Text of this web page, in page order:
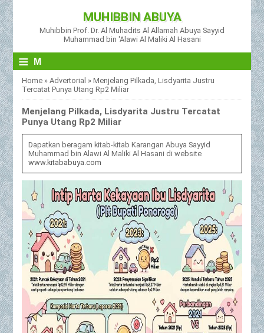
MUHIBBIN ABUYA
Muhibbin Prof. Dr. Al Muhadits Al Allamah Abuya Sayyid
Muhammad bin 'Alawi Al Maliki Al Hasani
≡ M
Home »Advertorial »Menjelang Pilkada, Lisdyarita Justru
Tercatat Punya Utang Rp2 Miliar
Menjelang Pilkada, Lisdyarita Justru Tercatat
Punya Utang Rp2 Miliar
Dapatkan beragam kitab-kitab Karangan Abuya Sayyid
Muhammad bin Alawi Al Maliki Al Hasani di website
www.kitababuya.com